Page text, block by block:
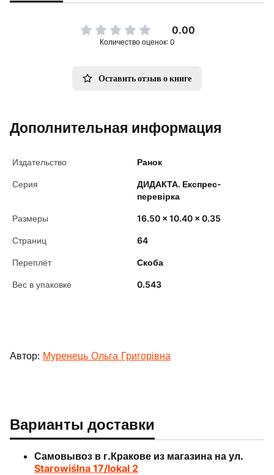
0.00
Количество оценок: 0
Оставить отзыв о книге
Дополнительная информация
Издательство Ранок
Серия
ДИДАКТА. Експрес-
перевірка
Размеры 16.50 x 10.40 x 0.35
Страниц 64
Переплёт Скоба
Вес в упаковке 0.543
Автор: Муренець Ольга Григорівна
Варианты доставки
Самовывоз в г.Кракове из магазина на ул.
Starowiślna 17/lokal 2